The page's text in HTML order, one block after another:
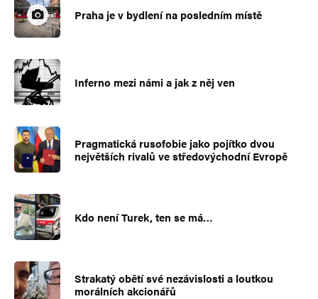
Praha je v bydlení na posledním místě
Inferno mezi námi a jak z něj ven
Pragmatická rusofobie jako pojítko dvou
největších rivalů ve středovýchodní Evropě
Kdo není Turek, ten se má…
Strakatý obětí své nezávislosti a loutkou
morálních akcionářů